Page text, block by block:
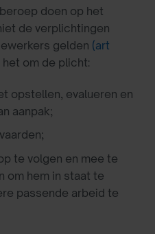
doen op het
de verplichtingen
gelden (art
het om de plicht:
opstellen, evalueren en
aanpak;
te volgen en mee te
om hem in staat te
passende arbeid te